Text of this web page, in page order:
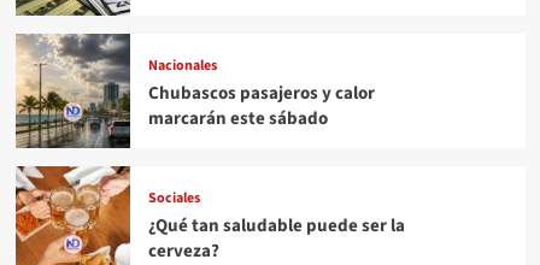
Nacionales
Chubascos pasajeros y calor
marcarán este sábado
Sociales
¿Qué tan saludable puede ser la
cerveza?